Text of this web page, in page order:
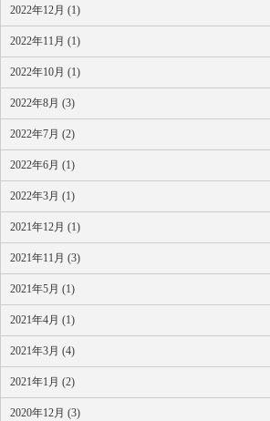
2022年12月 (1)
2022年11月 (1)
2022年10月 (1)
2022年8月 (3)
2022年7月 (2)
2022年6月 (1)
2022年3月 (1)
2021年12月 (1)
2021年11月 (3)
2021年5月 (1)
2021年4月 (1)
2021年3月 (4)
2021年1月 (2)
2020年12月 (3)